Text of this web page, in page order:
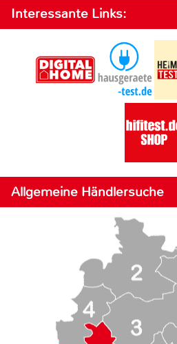
Interessante Links:
Allgemeine Händlersuche